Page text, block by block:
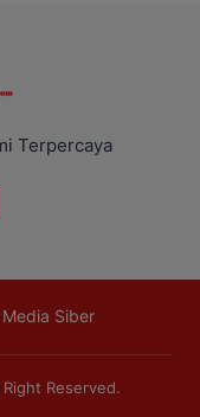
Terpercaya
Siber
Right Reserved.